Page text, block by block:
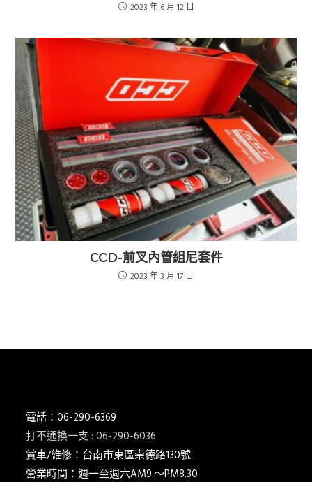
2023 年 6 月 12 日
CCD-前叉內管組尼套件
2023 年 3 月 17 日
電話：06-290-6369
打不通換一支 : 06-290-6036
賞車/維修：台南市東區崇德路130號
營業時間：週一至週六AM9.～PM8.30